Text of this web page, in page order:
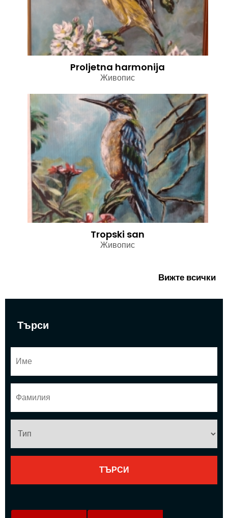
Търси
Proljetna harmonija
Живопис
Tropski san
Живопис
Вижте всички